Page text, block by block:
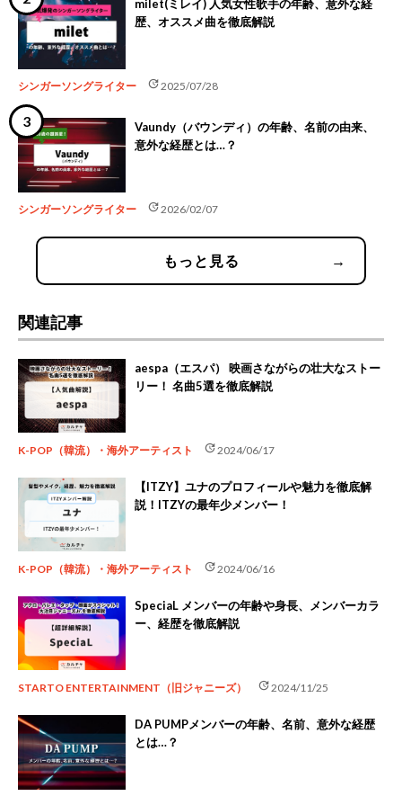
milet(ミレイ) 人気女性歌手の年齢、意外な経
歴、オススメ曲を徹底解説
シンガーソングライター update2025/07/28
Vaundy（バウンディ）の年齢、名前の由来、
意外な経歴とは…？
シンガーソングライター update2026/02/07
もっと見る →
関連記事
aespa（エスパ） 映画さながらの壮大なストー
リー！ 名曲5選を徹底解説
K-POP（韓流）・海外アーティスト update2024/06/17
【ITZY】ユナのプロフィールや魅力を徹底解
説！ITZYの最年少メンバー！
K-POP（韓流）・海外アーティスト update2024/06/16
SpeciaL メンバーの年齢や身長、メンバーカラ
ー、経歴を徹底解説
STARTO ENTERTAINMENT（旧ジャニーズ） update2024/11/25
DA PUMPメンバーの年齢、名前、意外な経歴
とは…？